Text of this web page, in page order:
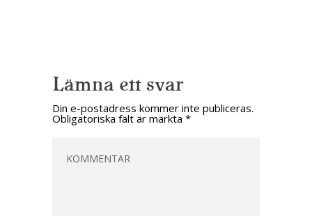
Lämna ett svar
Din e-postadress kommer inte publiceras.
Obligatoriska fält är märkta *